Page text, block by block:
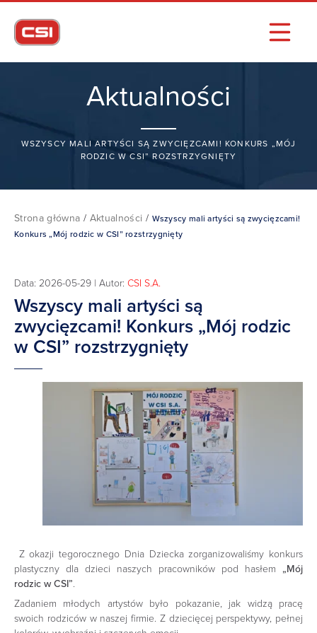
Aktualności
WSZYSCY MALI ARTYŚCI SĄ ZWYCIĘZCAMI! KONKURS „MÓJ
RODZIC W CSI” ROZSTRZYGNIĘTY
Strona główna / Aktualności / Wszyscy mali artyści są zwycięzcami!
Konkurs „Mój rodzic w CSI” rozstrzygnięty
Data: 2026-05-29 | Autor: CSI S.A.
Wszyscy mali artyści są
zwycięzcami! Konkurs „Mój rodzic
w CSI” rozstrzygnięty
Z okazji tegorocznego Dnia Dziecka zorganizowaliśmy konkurs
plastyczny dla dzieci naszych pracowników pod hasłem „Mój
rodzic w CSI”.
Zadaniem młodych artystów było pokazanie, jak widzą pracę
swoich rodziców w naszej firmie. Z dziecięcej perspektywy, pełnej